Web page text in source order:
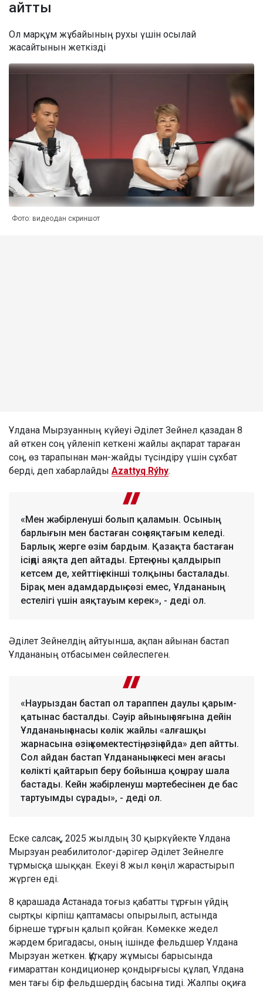
айтты
Ол марқұм жұбайының рухы үшін осылай
жасайтынын жеткізді
Фото: видеодан скриншот
Ұлдана Мырзуанның күйеуі Әділет Зейнел қазадан 8
ай өткен соң үйленіп кеткені жайлы ақпарат тараған
соң, өз тарапынан мән-жайды түсіндіру үшін сұхбат
берді, деп хабарлайды Azattyq Rýhy.
«Мен жәбірленуші болып қаламын. Осының
барлығын мен бастаған соң аяқтағым келеді.
Барлық жерге өзім бардым. Қазақта бастаған
ісіңді аяқта деп айтады. Ертең оны қалдырып
кетсем де, хейттің екінші толқыны басталады.
Бірақ мен адамдардың сөзі емес, Ұлдананың
естелігі үшін аяқтауым керек», - деді ол.
Әділет Зейнелдің айтуынша, ақпан айынан бастап
Ұлдананың отбасымен сөйлеспеген.
«Наурыздан бастап ол тараппен даулы қарым-
қатынас басталды. Сәуір айының аяғына дейін
Ұлдананың анасы көлік жайлы «алғашқы
жарнасына өзің көмектестің, өзің айда» деп айтты.
Сол айдан бастап Ұлдананың әкесі мен ағасы
көлікті қайтарып беру бойынша қоңырау шала
бастады. Кейн жәбірленуш мәртебесінен де бас
тартуымды сұрады», - деді ол.
Еске салсақ, 2025 жылдың 30 қыркүйекте Ұлдана
Мырзуан реабилитолог-дәрігер Әділет Зейнелге
тұрмысқа шыққан. Екеуі 8 жыл көңіл жарастырып
жүрген еді.
8 қарашада Астанада тоғыз қабатты тұрғын үйдің
сыртқы кірпіш қаптамасы опырылып, астында
бірнеше тұрғын қалып қойған. Көмекке жедел
жәрдем бригадасы, оның ішінде фельдшер Ұлдана
Мырзуан жеткен. Құтқару жұмысы барысында
ғимараттан кондиционер қондырғысы құлап, Ұлдана
мен тағы бір фельдшердің басына тиді. Жалпы оқиға